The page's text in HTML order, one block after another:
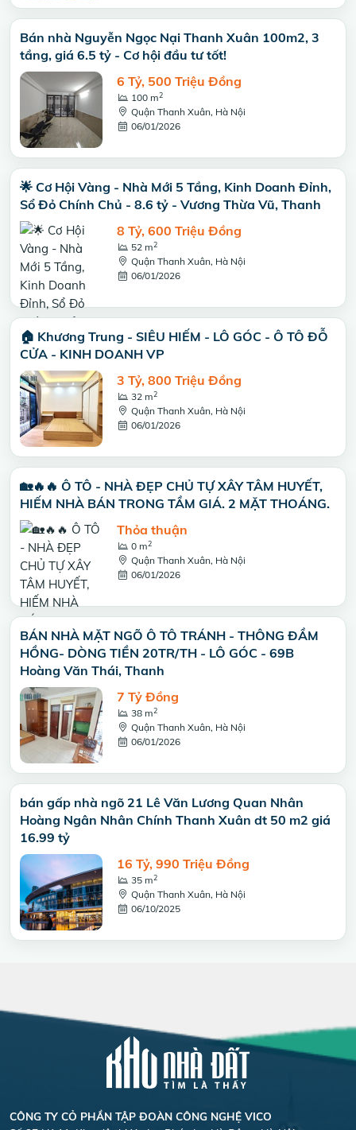
Bán nhà Nguyễn Ngọc Nại Thanh Xuân 100m2, 3
tầng, giá 6.5 tỷ - Cơ hội đầu tư tốt!
6 Tỷ, 500 Triệu Đồng
100 m2
Quận Thanh Xuân, Hà Nội
06/01/2026
🌟 Cơ Hội Vàng - Nhà Mới 5 Tầng, Kinh Doanh Đỉnh,
Sổ Đỏ Chính Chủ - 8.6 tỷ - Vương Thừa Vũ, Thanh
8 Tỷ, 600 Triệu Đồng
52 m2
Quận Thanh Xuân, Hà Nội
06/01/2026
🏠 Khương Trung - SIÊU HIẾM - LÔ GÓC - Ô TÔ ĐỖ
CỬA - KINH DOANH VP
3 Tỷ, 800 Triệu Đồng
32 m2
Quận Thanh Xuân, Hà Nội
06/01/2026
🏡🔥🔥 Ô TÔ - NHÀ ĐẸP CHỦ TỰ XÂY TÂM HUYẾT,
HIẾM NHÀ BÁN TRONG TẦM GIÁ. 2 MẶT THOÁNG.
Thỏa thuận
0 m2
Quận Thanh Xuân, Hà Nội
06/01/2026
BÁN NHÀ MẶT NGÕ Ô TÔ TRÁNH - THÔNG ĐẦM
HỒNG- DÒNG TIỀN 20TR/TH - LÔ GÓC - 69B
Hoàng Văn Thái, Thanh
7 Tỷ Đồng
38 m2
Quận Thanh Xuân, Hà Nội
06/01/2026
bán gấp nhà ngõ 21 Lê Văn Lương Quan Nhân
Hoàng Ngân Nhân Chính Thanh Xuân dt 50 m2 giá
16.99 tỷ
16 Tỷ, 990 Triệu Đồng
35 m2
Quận Thanh Xuân, Hà Nội
06/10/2025
CÔNG TY CỎ PHẦN TẬP ĐOÀN CÔNG NGHỆ VICO